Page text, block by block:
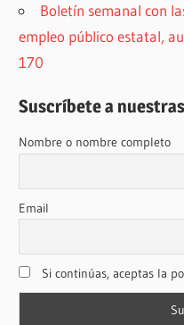
Boletín semanal con
empleo público estatal,
170
Suscríbete a
Nombre o nombre completo
Email
Si continúas, aceptas la